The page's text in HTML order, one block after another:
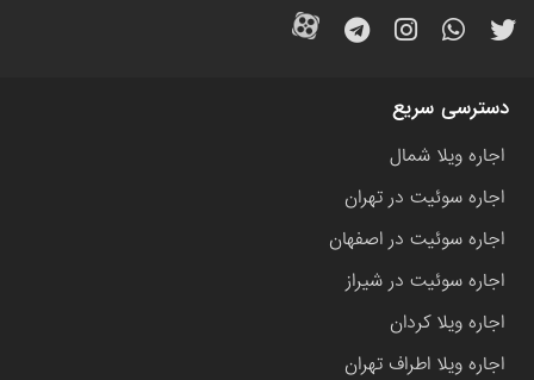
دسترسی سریع
اجاره ویلا شمال
اجاره سوئیت در تهران
اجاره سوئیت در اصفهان
اجاره سوئیت در شیراز
اجاره ویلا کردان
اجاره ویلا اطراف تهران